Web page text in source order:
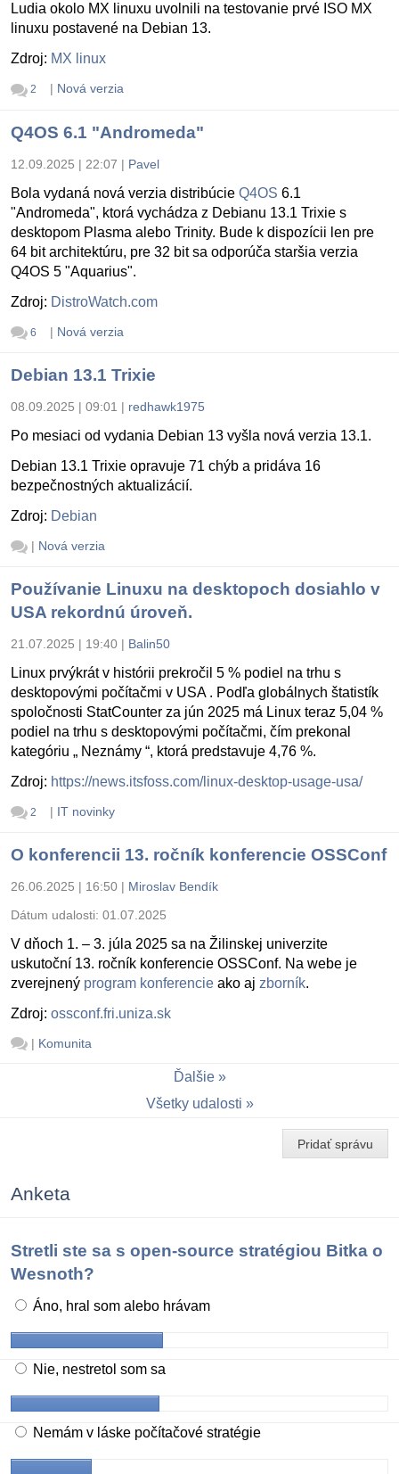
Ludia okolo MX linuxu uvolnili na testovanie prvé ISO MX
linuxu postavené na Debian 13.
Zdroj: MX linux
2 | Nová verzia
Q4OS 6.1 "Andromeda"
12.09.2025 | 22:07 | Pavel
Bola vydaná nová verzia distribúcie Q4OS 6.1
"Andromeda", ktorá vychádza z Debianu 13.1 Trixie s
desktopom Plasma alebo Trinity. Bude k dispozícii len pre
64 bit architektúru, pre 32 bit sa odporúča staršia verzia
Q4OS 5 "Aquarius".
Zdroj: DistroWatch.com
6 | Nová verzia
Debian 13.1 Trixie
08.09.2025 | 09:01 | redhawk1975
Po mesiaci od vydania Debian 13 vyšla nová verzia 13.1.
Debian 13.1 Trixie opravuje 71 chýb a pridáva 16
bezpečnostných aktualizácií.
Zdroj: Debian
| Nová verzia
Používanie Linuxu na desktopoch dosiahlo v
USA rekordnú úroveň.
21.07.2025 | 19:40 | Balin50
Linux prvýkrát v histórii prekročil 5 % podiel na trhu s
desktopovými počítačmi v USA . Podľa globálnych štatistík
spoločnosti StatCounter za jún 2025 má Linux teraz 5,04 %
podiel na trhu s desktopovými počítačmi, čím prekonal
kategóriu „ Neznámy “, ktorá predstavuje 4,76 %.
Zdroj: https://news.itsfoss.com/linux-desktop-usage-usa/
2 | IT novinky
O konferencii 13. ročník konferencie OSSConf
26.06.2025 | 16:50 | Miroslav Bendík
Dátum udalosti: 01.07.2025
V dňoch 1. – 3. júla 2025 sa na Žilinskej univerzite
uskutoční 13. ročník konferencie OSSConf. Na webe je
zverejnený program konferencie ako aj zborník.
Zdroj: ossconf.fri.uniza.sk
| Komunita
Ďalšie
Všetky udalosti
Pridať správu
Anketa
Stretli ste sa s open-source stratégiou Bitka o
Wesnoth?
Áno, hral som alebo hrávam
Nie, nestretol som sa
Nemám v láske počítačové stratégie